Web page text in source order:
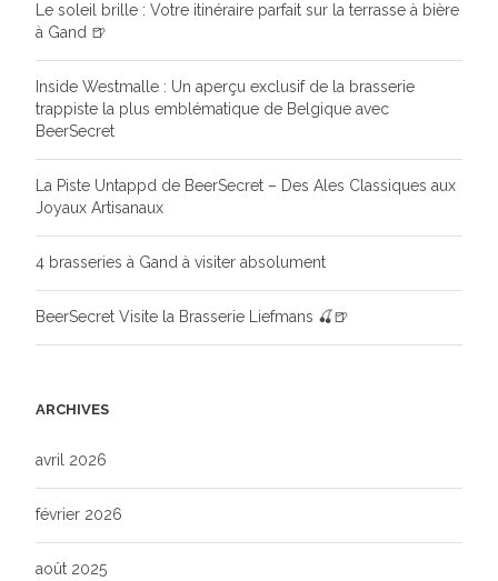
Le soleil brille : Votre itinéraire parfait sur la terrasse à bière
à Gand 🍺
Inside Westmalle : Un aperçu exclusif de la brasserie
trappiste la plus emblématique de Belgique avec
BeerSecret
La Piste Untappd de BeerSecret – Des Ales Classiques aux
Joyaux Artisanaux
4 brasseries à Gand à visiter absolument
BeerSecret Visite la Brasserie Liefmans 🍒🍺
ARCHIVES
avril 2026
février 2026
août 2025